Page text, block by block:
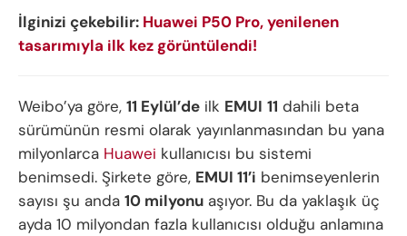
İlginizi çekebilir: Huawei P50 Pro, yenilenen
tasarımıyla ilk kez görüntülendi!
Weibo’ya göre, 11 Eylül’de ilk EMUI 11 dahili beta
sürümünün resmi olarak yayınlanmasından bu yana
milyonlarca Huawei kullanıcısı bu sistemi
benimsedi. Şirkete göre, EMUI 11’i benimseyenlerin
sayısı şu anda 10 milyonu aşıyor. Bu da yaklaşık üç
ayda 10 milyondan fazla kullanıcısı olduğu anlamına